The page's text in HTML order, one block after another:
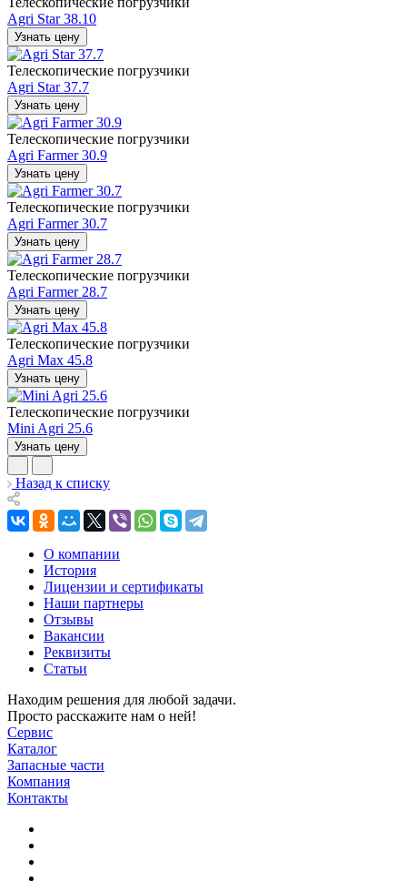
Agri Star 38.10
Узнать цену
Телескопические погрузчики
Agri Star 37.7
Узнать цену
Телескопические погрузчики
Agri Farmer 30.9
Узнать цену
Телескопические погрузчики
Agri Farmer 30.7
Узнать цену
Телескопические погрузчики
Agri Farmer 28.7
Узнать цену
Телескопические погрузчики
Agri Max 45.8
Узнать цену
Телескопические погрузчики
Mini Agri 25.6
Узнать цену
Назад к списку
О компании
История
Лицензии и сертификаты
Наши партнеры
Отзывы
Вакансии
Реквизиты
Статьи
Находим решения для любой задачи.
Просто расскажите нам о ней!
Сервис
Каталог
Запасные части
Компания
Контакты